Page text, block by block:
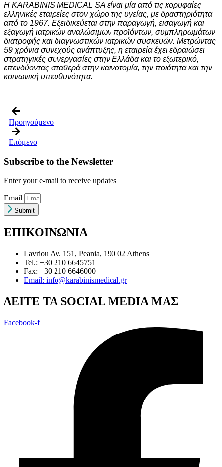
Η KARABINIS MEDICAL SA είναι μία από τις κορυφαίες
ελληνικές εταιρείες στον χώρο της υγείας, με δραστηριότητα
από το 1967. Εξειδικεύεται στην παραγωγή, εισαγωγή και
εξαγωγή ιατρικών αναλώσιμων προϊόντων, συμπληρωμάτων
διατροφής και διαγνωστικών ιατρικών συσκευών. Μετρώντας
59 χρόνια συνεχούς ανάπτυξης, η εταιρεία έχει εδραιώσει
στρατηγικές συνεργασίες στην Ελλάδα και το εξωτερικό,
επενδύοντας σταθερά στην καινοτομία, την ποιότητα και την
κοινωνική υπευθυνότητα.
Προηγούμενο
Επόμενο
Subscribe to the Newsletter
Enter your e-mail to receive updates
Email
Submit
ΕΠΙΚΟΙΝΩΝΙΑ
Lavriou Av. 151, Peania, 190 02 Athens
Tel.: +30 210 6645751
Fax: +30 210 6646000
Email: info@karabinismedical.gr
ΔEITE TA SOCIAL MEDIA ΜΑΣ
Facebook-f